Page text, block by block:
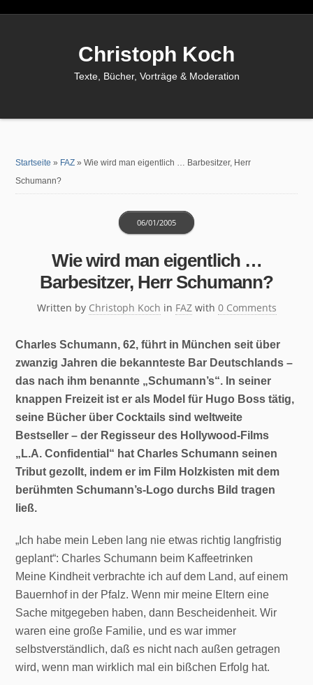
Christoph Koch
Texte, Bücher, Vorträge & Moderation
Startseite » FAZ »Wie wird man eigentlich … Barbesitzer, Herr
Schumann?
Wie wird man eigentlich …
Barbesitzer, Herr Schumann?
Written by Christoph Koch
06/01/2005
in FAZ with 0 Comments
Charles Schumann, 62, führt in München seit über
zwanzig Jahren die bekannteste Bar Deutschlands –
das nach ihm benannte „Schumann’s“. In seiner
knappen Freizeit ist er als Model für Hugo Boss tätig,
seine Bücher über Cocktails sind weltweite
Bestseller – der Regisseur des Hollywood-Films
„L.A. Confidential“ hat Charles Schumann seinen
Tribut gezollt, indem er im Film Holzkisten mit dem
berühmten Schumann’s-Logo durchs Bild tragen
ließ.
„Ich habe mein Leben lang nie etwas richtig langfristig
geplant“: Charles Schumann beim Kaffeetrinken
Meine Kindheit verbrachte ich auf dem Land, auf einem
Bauernhof in der Pfalz. Wenn mir meine Eltern eine
Sache mitgegeben haben, dann Bescheidenheit. Wir
waren eine große Familie, und es war immer
selbstverständlich, daß es nicht nach außen getragen
wird, wenn man wirklich mal ein bißchen Erfolg hat.